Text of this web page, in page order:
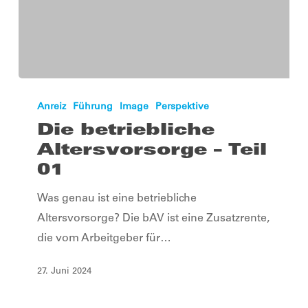
betriebliche
Altersvorsorge
Anreiz Führung Image Perspektive
Die betriebliche
Altersvorsorge – Teil
01
Was genau ist eine betriebliche
Altersvorsorge? Die bAV ist eine Zusatzrente,
die vom Arbeitgeber für…
27. Juni 2024